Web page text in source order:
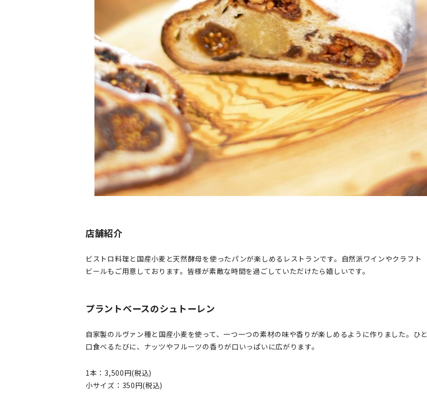
店舗紹介
ビストロ料理と国産小麦と天然酵母を使ったパンが楽しめるレストランです。自然派ワインやクラフト
ビールもご用意しております。皆様が素敵な時間を過ごしていただけたら嬉しいです。
プラントベースのシュトーレン
自家製のルヴァン種と国産小麦を使って、一つ一つの素材の味や香りが楽しめるように作りました。ひと
口食べるたびに、ナッツやフルーツの香りが口いっぱいに広がります。
1本：3,500円(税込)
小サイズ：350円(税込)